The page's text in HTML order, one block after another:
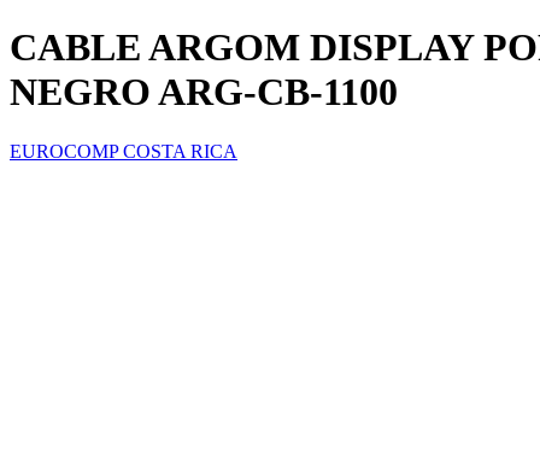
CABLE ARGOM DISPLAY
NEGRO ARG-CB-1100
EUROCOMP COSTA RICA